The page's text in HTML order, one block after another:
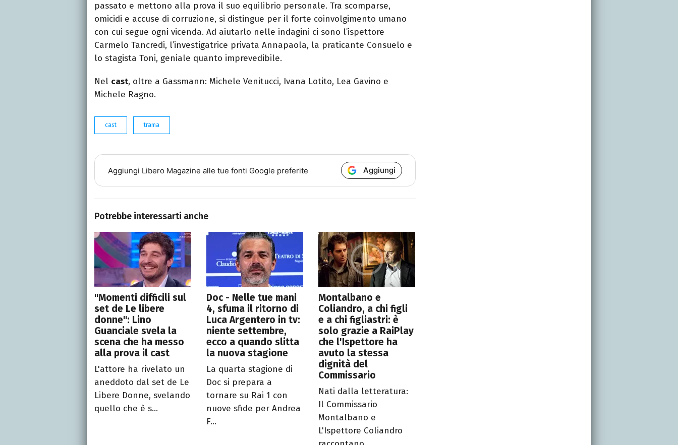
passato e mettono alla prova il suo equilibrio personale. Tra scomparse,
omicidi e accuse di corruzione, si distingue per il forte coinvolgimento umano
con cui segue ogni vicenda. Ad aiutarlo nelle indagini ci sono l’ispettore
Carmelo Tancredi, l’investigatrice privata Annapaola, la praticante Consuelo e
lo stagista Toni, geniale quanto imprevedibile.
Nel cast, oltre a Gassmann: Michele Venitucci, Ivana Lotito, Lea Gavino e
Michele Ragno.
cast trama
Aggiungi Libero Magazine alle tue fonti Google preferite Aggiungi
Potrebbe interessarti anche
"Momenti difficili sul
set de Le libere
donne": Lino
Guanciale svela la
scena che ha messo
alla prova il cast
L'attore ha rivelato un
aneddoto dal set de Le
Libere Donne, svelando
quello che è s...
Doc - Nelle tue mani
4, sfuma il ritorno di
Luca Argentero in tv:
niente settembre,
ecco a quando slitta
la nuova stagione
La quarta stagione di
Doc si prepara a
tornare su Rai 1 con
nuove sfide per Andrea
F...
Montalbano e
Coliandro, a chi figli
e a chi figliastri: è
solo grazie a RaiPlay
che l'Ispettore ha
avuto la stessa
dignità del
Commissario
Nati dalla letteratura:
Il Commissario
Montalbano e
L'Ispettore Coliandro